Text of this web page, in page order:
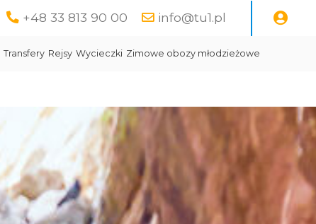
+48 33 813 90 00 info@tu1.pl
Transfery Rejsy Wycieczki Zimowe obozy młodzieżowe